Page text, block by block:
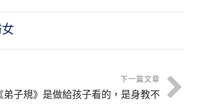
下一篇文章
弟子規》是做給孩子看的，是身教不